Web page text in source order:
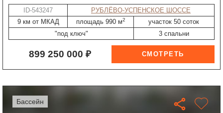
ID-543247
РУБЛЁВО-УСПЕНСКОЕ ШОССЕ
9 км от МКАД
площадь 990 м2
участок 50 соток
"под ключ"
3 спальни
899 250 000 ₽
бассейн